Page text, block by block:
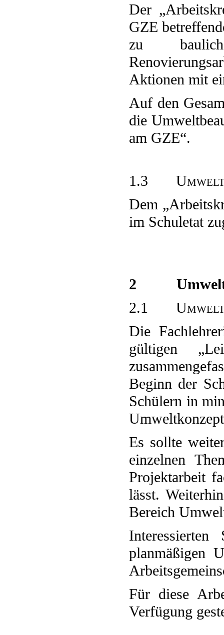
Der
GZE
zu
Aktionen mit
Auf den
die
am GZE“.
1.3
Dem
im Schuletat
2 Umwelt
2.1 Umwelt
Die
gültigen
Beginn der
Schülern in
Es sollte
einzelnen
Projektarbeit
lässt.
Bereich
planmäßigen
Für diese
Verfügung